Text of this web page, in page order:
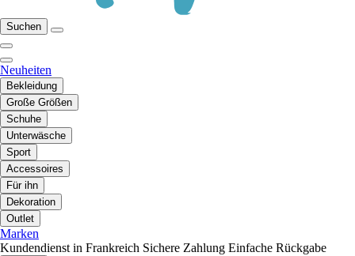
Suchen
Neuheiten
Bekleidung
Große Größen
Schuhe
Unterwäsche
Sport
Accessoires
Für ihn
Dekoration
Outlet
Marken
Kundendienst in Frankreich Sichere Zahlung Einfache Rückgabe